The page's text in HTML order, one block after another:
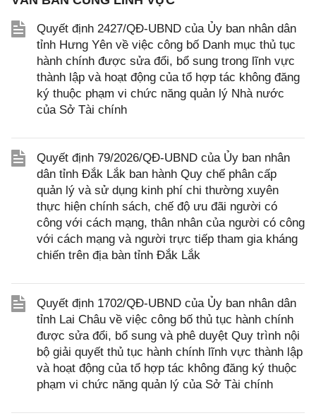
Quyết định 2427/QĐ-UBND của Ủy ban nhân dân
tỉnh Hưng Yên về việc công bố Danh mục thủ tục
hành chính được sửa đổi, bổ sung trong lĩnh vực
thành lập và hoạt động của tổ hợp tác không đăng
ký thuộc phạm vi chức năng quản lý Nhà nước
của Sở Tài chính
Quyết định 79/2026/QĐ-UBND của Ủy ban nhân
dân tỉnh Đắk Lắk ban hành Quy chế phân cấp
quản lý và sử dụng kinh phí chi thường xuyên
thực hiện chính sách, chế độ ưu đãi người có
công với cách mạng, thân nhân của người có công
với cách mạng và người trực tiếp tham gia kháng
chiến trên địa bàn tỉnh Đắk Lắk
Quyết định 1702/QĐ-UBND của Ủy ban nhân dân
tỉnh Lai Châu về việc công bố thủ tục hành chính
được sửa đổi, bổ sung và phê duyệt Quy trình nội
bộ giải quyết thủ tục hành chính lĩnh vực thành lập
và hoạt động của tổ hợp tác không đăng ký thuộc
phạm vi chức năng quản lý của Sở Tài chính